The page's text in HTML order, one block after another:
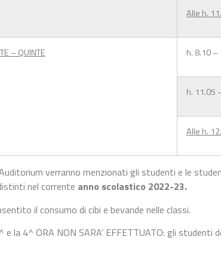
Alle h.
– QUINTE h. 8.10 –
h. 11.05
Alle h.
verranno menzionati gli studenti e le
nel corrente anno scolastico 2022-23.
il consumo di cibi e bevande nelle classi.
e la 4^ ORA NON SARA’ EFFETTUATO: gli